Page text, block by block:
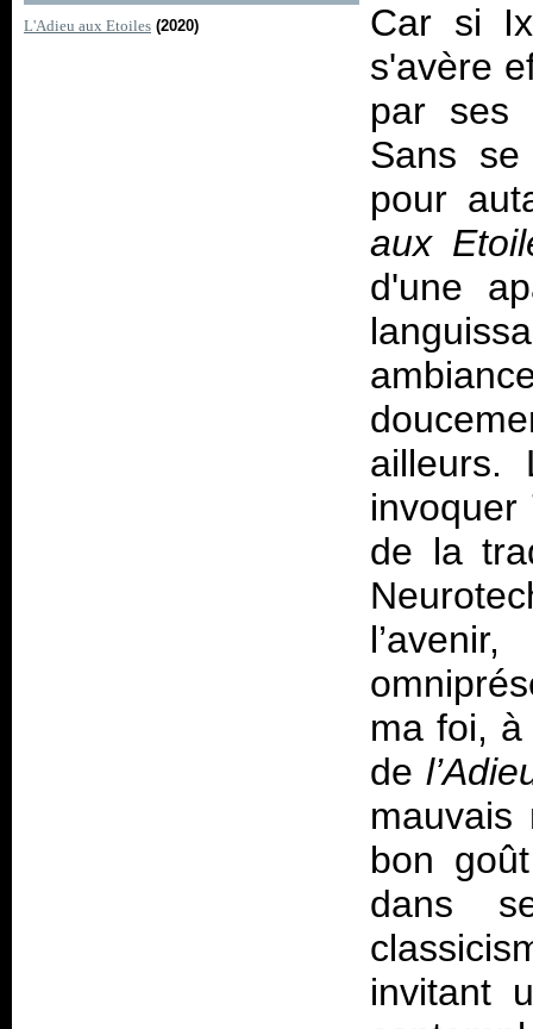
L'Adieu aux Etoiles (2020)
Car si
s'avère
par ses
Sans
pour
aux
d'une
ailleurs.
invoquer
de la
ma foi,
de
bon
dans
invitant